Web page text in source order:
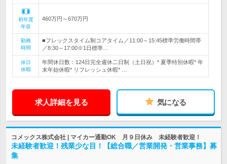
初年度
年収
460万円～670万円
勤務
時間
■フレックスタイム制コアタイム／11:00～15:45標準労働時間帯
／8:30～17:00※1日標準…
休日
休暇
年間休日数：124日完全週休二日制（土日祝）* 夏季特別休暇* 年
末年始休暇* リフレッシュ休暇* …
求人詳細を見る 気になる
コメックス株式会社 | マイカー通勤OK 月９日休み 未経験者歓迎！
未経験者歓迎！残業少な目！【総合職／営業開発・営業事務】募
集